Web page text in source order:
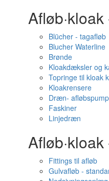
Blücher - tagafløb
Blucher Waterline
Brønde
Kloakdæksler og
Topringe til kloak
Kloakrensere
Dræn-
Faskiner
Linjedræn
Fittings til afløb
Gulvafløb -